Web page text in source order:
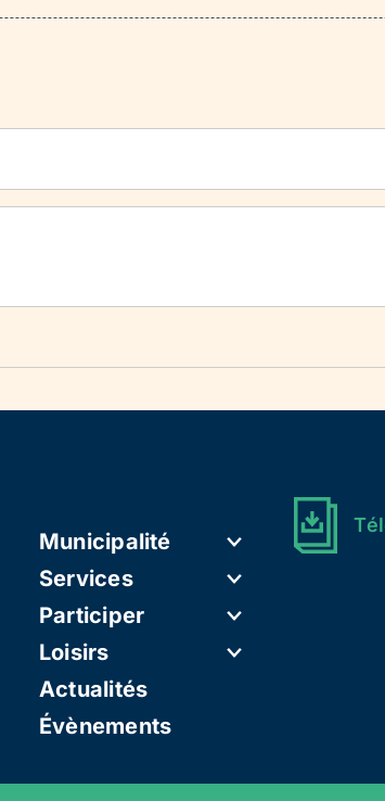
Municipalité
Services
Participer
Loisirs
Actualités
Évènements